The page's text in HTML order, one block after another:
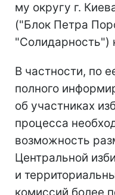
му округу г.
("Блок Петра
"Солидарность")
В частности, по
полного
об участниках
процесса
возможность
Центральной
и